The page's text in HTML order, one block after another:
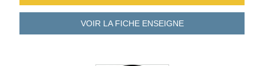
VOIR LA FICHEENSEIGNE